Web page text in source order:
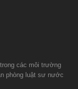
các môi trường
phòng luật sư nước